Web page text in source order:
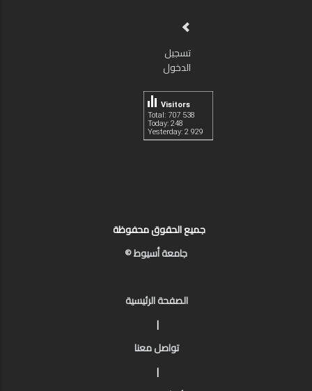
تسجيل
الدخول
Total: 707 538
Today: 248
Yesterday: 2 929
Visitors
جميع الحقوق محفوظة
جامعة أسيوط ©
الصفحة الرئيسية
|
تواصل معنا
|